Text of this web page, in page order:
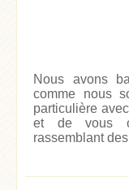
Nous avons
comme nous
particulière
et de vous
rassemblant